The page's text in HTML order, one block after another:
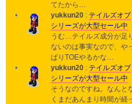
てたから…
yukkun20 : テイルズオブ
シリーズが大型セール中
うむ…テイルズ成分が足
ないのは事実なので、や
ぱりTOEやるかな…
yukkun20 : テイルズオブ
シリーズが大型セール中
そうなのですね。なんと
くまだあんまり時間が経